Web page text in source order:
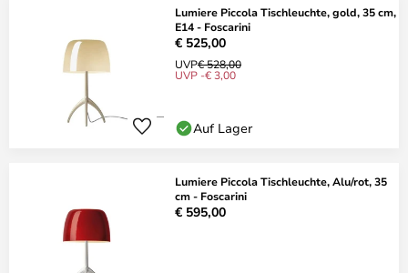
Lumiere Piccola Tischleuchte, gold, 35 cm,
E14 - Foscarini
€ 525,00
UVP€ 528,00
UVP -€ 3,00
Auf Lager
Lumiere Piccola Tischleuchte, Alu/rot, 35
cm - Foscarini
€ 595,00